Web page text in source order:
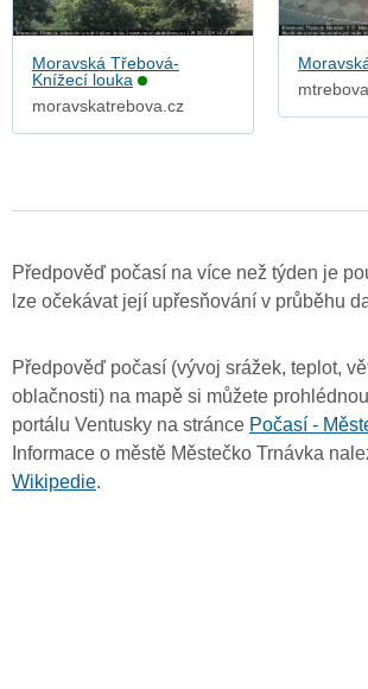
Moravská Třebová-
Knížecí louka
moravskatrebova.cz
Předpověď počasí na více než týden je
lze očekávat její upřesňování v průběhu
Předpověď počasí (vývoj srážek, teplot,
oblačnosti) na mapě si můžete
portálu Ventusky na stránce Počasí -
Informace o městě Městečko Trnávka
Wikipedie.